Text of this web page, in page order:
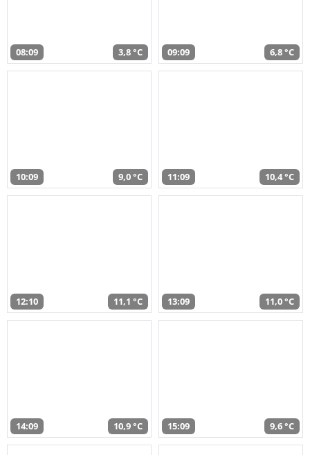
08:09 3,8 °C 09:09 6,8 °C
10:09 9,0 °C 11:09 10,4 °C
12:10 11,1 °C 13:09 11,0 °C
14:09 10,9 °C 15:09 9,6 °C